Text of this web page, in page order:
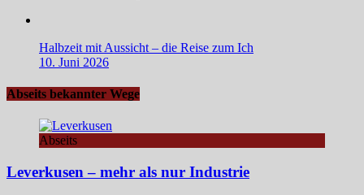
Halbzeit mit Aussicht – die Reise zum Ich
10. Juni 2026
Abseits bekannter Wege
Abseits
Leverkusen – mehr als nur Industrie